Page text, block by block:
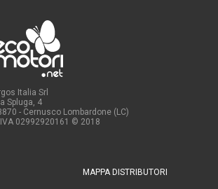
Italia Srl
Spluga, 4
- Cernusco Lombardone (LC)
IVA 02992920161 © 2018
MAPPA DISTRIBUTORI